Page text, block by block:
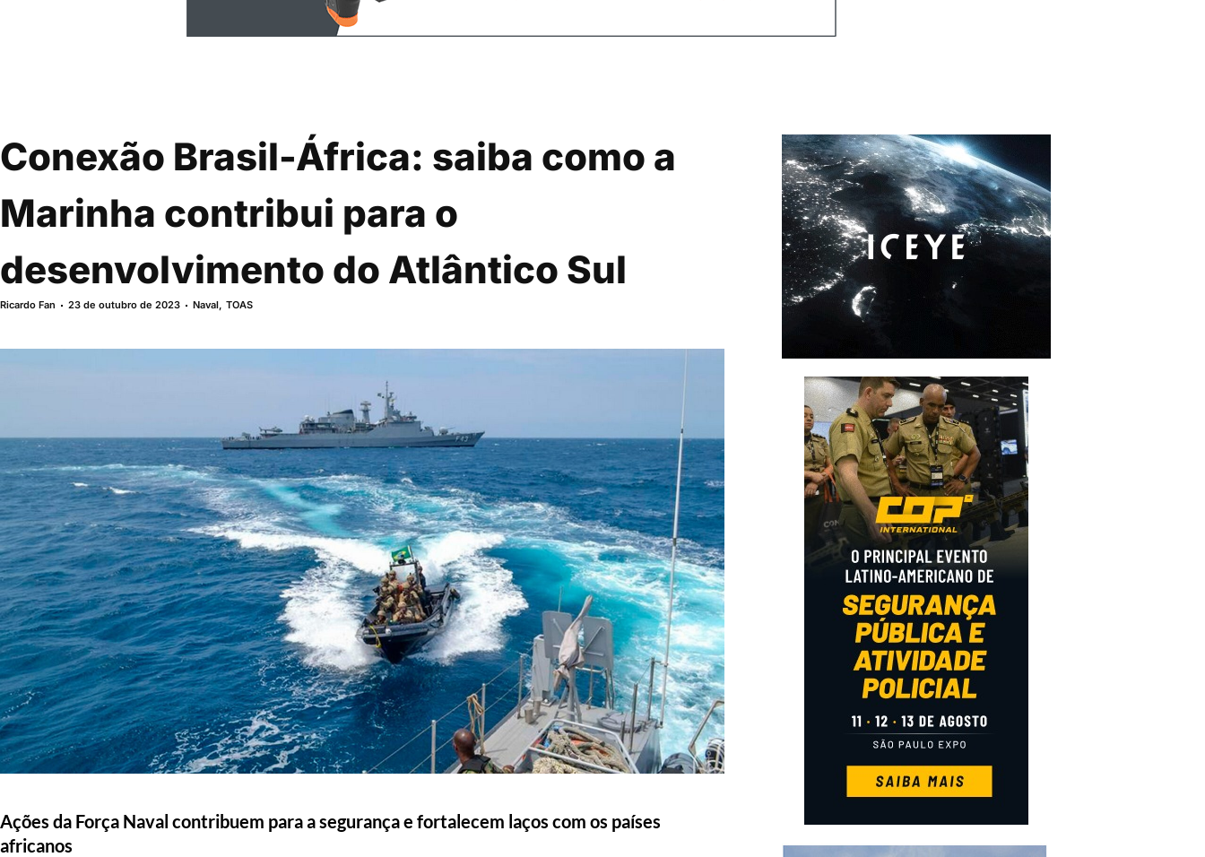
Conexão Brasil-África: saiba como a
Marinha contribui para o
desenvolvimento do Atlântico Sul
Ricardo Fan 23 de outubro de 2023 Naval,TOAS
Ações da Força Naval contribuem para a segurança e fortalecem laços com os países
africanos